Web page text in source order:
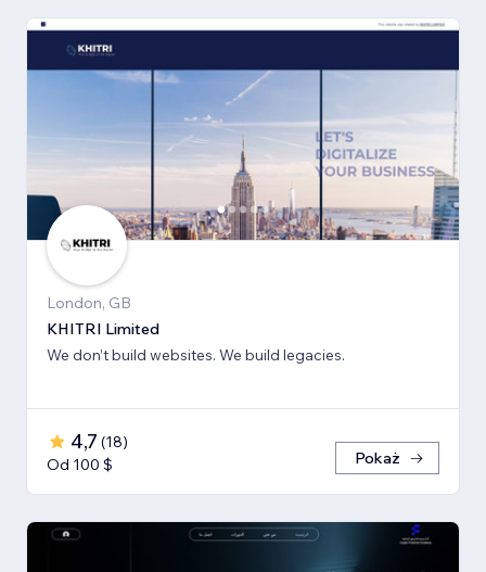
London, GB
KHITRI Limited
We don’t build websites. We build legacies.
4,7 (18)
Od 100 $
Pokaż